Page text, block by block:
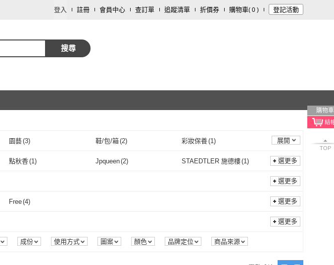
登入 註冊 會員中心 查訂單 追蹤清單 折價券 購物車( 0 ) 登記活動
搜尋
購物車
TOP
園藝(3) 鞋/包/箱(2) 彩妝保養(1) 展開
點秋香(1) Jpqueen(2) STAEDTLER 施德樓(1)
STAEDTLER 施德樓( 1)
選更多
選更多
Free(4) 選更多
選更多
成份 使用方式 圖案 顏色 品牌定位 商品來源